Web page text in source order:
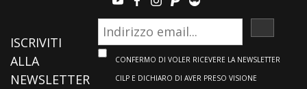
ISCRIVITI
ALLA
NEWSLETTER
CONFERMO DI VOLER RICEVERE LA NEWSLETTER
CILP E DICHIARO DI AVER PRESO VISIONE